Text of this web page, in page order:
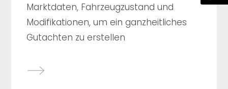
Marktdaten, Fahrzeugzustand und
Modifikationen, um ein ganzheitliches
Gutachten zu erstellen